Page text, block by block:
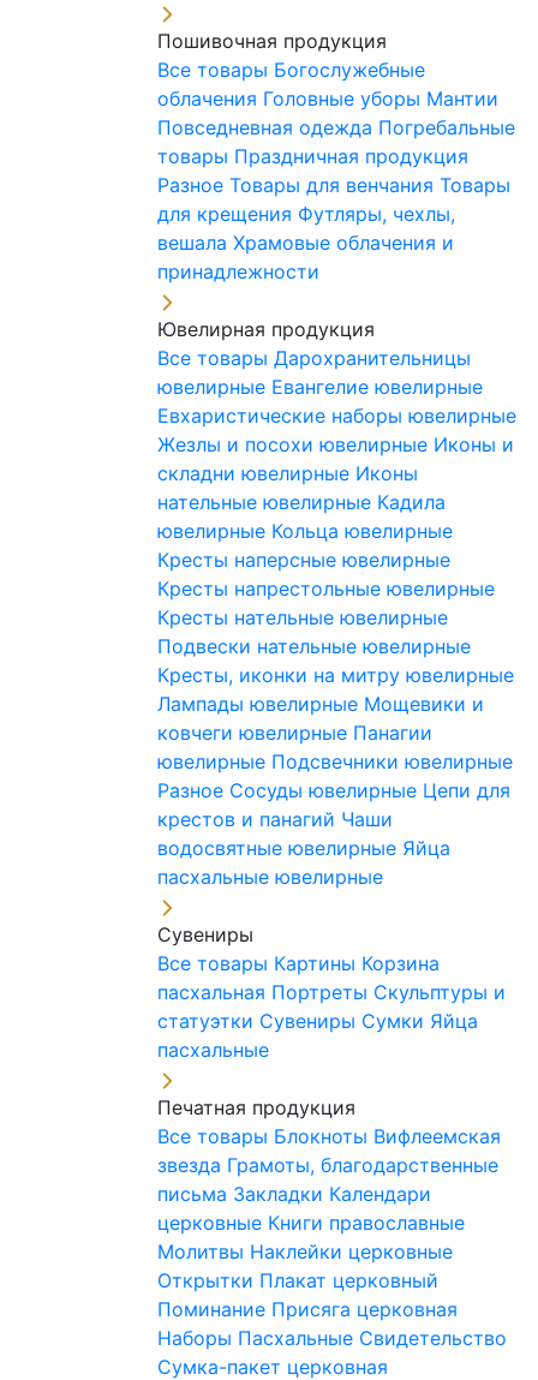
Пошивочная продукция
Все товары Богослужебные
облачения Головные уборы Мантии
Повседневная одежда Погребальные
товары Праздничная продукция
Разное Товары для венчания Товары
для крещения Футляры, чехлы,
вешала Храмовые облачения и
принадлежности
Ювелирная продукция
Все товары Дарохранительницы
ювелирные Евангелие ювелирные
Евхаристические наборы ювелирные
Жезлы и посохи ювелирные Иконы и
складни ювелирные Иконы
нательные ювелирные Кадила
ювелирные Кольца ювелирные
Кресты наперсные ювелирные
Кресты напрестольные ювелирные
Кресты нательные ювелирные
Подвески нательные ювелирные
Кресты, иконки на митру ювелирные
Лампады ювелирные Мощевики и
ковчеги ювелирные Панагии
ювелирные Подсвечники ювелирные
Разное Сосуды ювелирные Цепи для
крестов и панагий Чаши
водосвятные ювелирные Яйца
пасхальные ювелирные
Сувениры
Все товары Картины Корзина
пасхальная Портреты Скульптуры и
статуэтки Сувениры Сумки Яйца
пасхальные
Печатная продукция
Все товары Блокноты Вифлеемская
звезда Грамоты, благодарственные
письма Закладки Календари
церковные Книги православные
Молитвы Наклейки церковные
Открытки Плакат церковный
Поминание Присяга церковная
Наборы Пасхальные Свидетельство
Сумка-пакет церковная